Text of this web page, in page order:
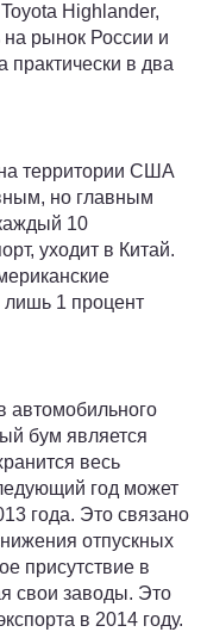
Highlander,
на рынок России и
практически в два
территории США
но главным
10
уходит в Китай.
лишь 1 процент
автомобильного
бум является
весь
год может
года. Это связано
отпускных
присутствие в
свои заводы. Это
в 2014 году.